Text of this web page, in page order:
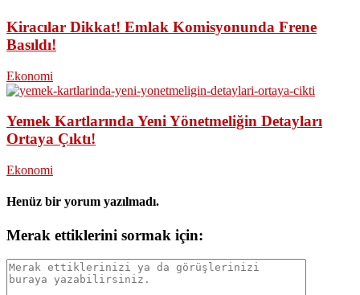
Kiracılar Dikkat! Emlak Komisyonunda Frene
Basıldı!
Ekonomi
Yemek Kartlarında Yeni Yönetmeliğin Detayları
Ortaya Çıktı!
Ekonomi
Henüz bir yorum yazılmadı.
Merak ettiklerini sormak için: